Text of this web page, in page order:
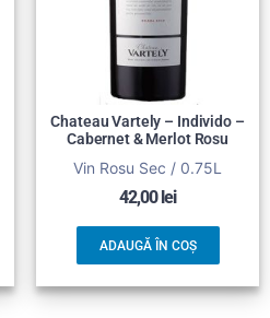
Chateau Vartely – Individo –
Cabernet & Merlot Rosu
Vin Rosu Sec / 0.75L
42,00lei
ADAUGĂ ÎN COȘ